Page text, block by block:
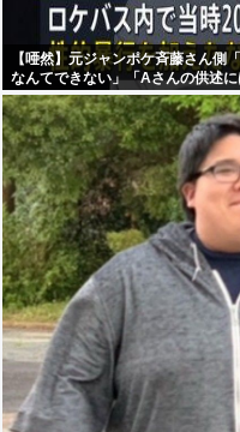
【唖然】元ジャンポケ斉藤さん側
なんてできない」「Aさんの供述